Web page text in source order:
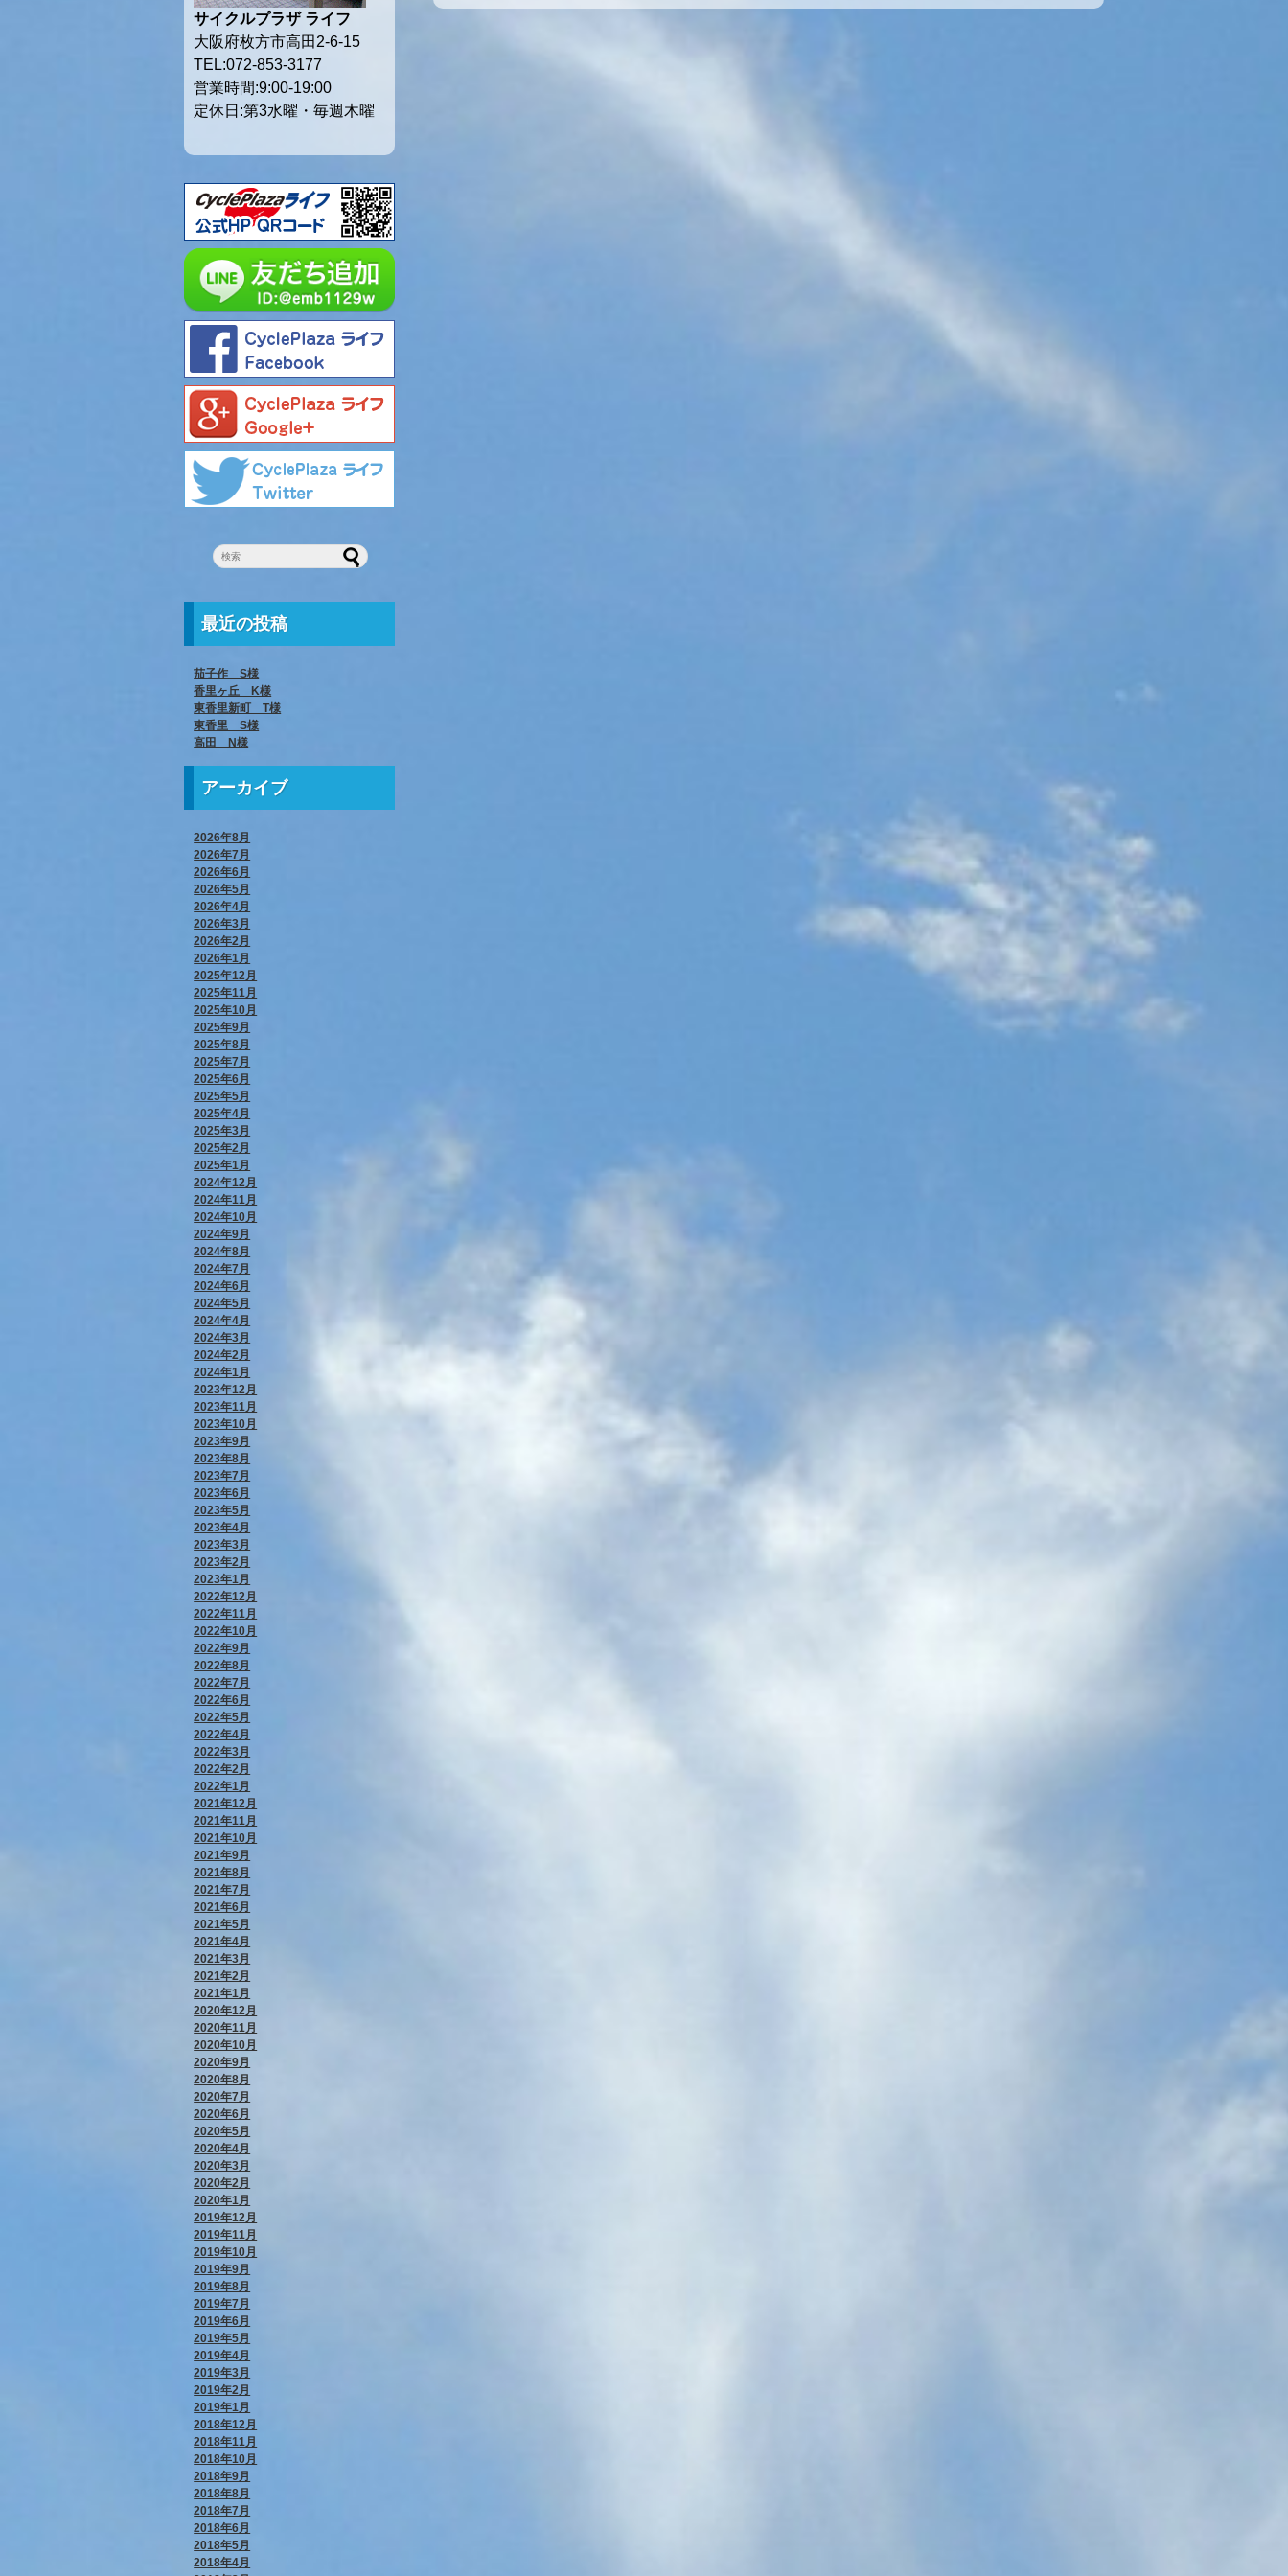
サイクルプラザ ライフ
大阪府枚方市高田2-6-15
TEL:072-853-3177
営業時間:9:00-19:00
定休日:第3水曜・毎週木曜
最近の投稿
茄子作 S様
香里ヶ丘 K様
東香里新町 T様
東香里 S様
高田 N様
アーカイブ
2026年8月
2026年7月
2026年6月
2026年5月
2026年4月
2026年3月
2026年2月
2026年1月
2025年12月
2025年11月
2025年10月
2025年9月
2025年8月
2025年7月
2025年6月
2025年5月
2025年4月
2025年3月
2025年2月
2025年1月
2024年12月
2024年11月
2024年10月
2024年9月
2024年8月
2024年7月
2024年6月
2024年5月
2024年4月
2024年3月
2024年2月
2024年1月
2023年12月
2023年11月
2023年10月
2023年9月
2023年8月
2023年7月
2023年6月
2023年5月
2023年4月
2023年3月
2023年2月
2023年1月
2022年12月
2022年11月
2022年10月
2022年9月
2022年8月
2022年7月
2022年6月
2022年5月
2022年4月
2022年3月
2022年2月
2022年1月
2021年12月
2021年11月
2021年10月
2021年9月
2021年8月
2021年7月
2021年6月
2021年5月
2021年4月
2021年3月
2021年2月
2021年1月
2020年12月
2020年11月
2020年10月
2020年9月
2020年8月
2020年7月
2020年6月
2020年5月
2020年4月
2020年3月
2020年2月
2020年1月
2019年12月
2019年11月
2019年10月
2019年9月
2019年8月
2019年7月
2019年6月
2019年5月
2019年4月
2019年3月
2019年2月
2019年1月
2018年12月
2018年11月
2018年10月
2018年9月
2018年8月
2018年7月
2018年6月
2018年5月
2018年4月